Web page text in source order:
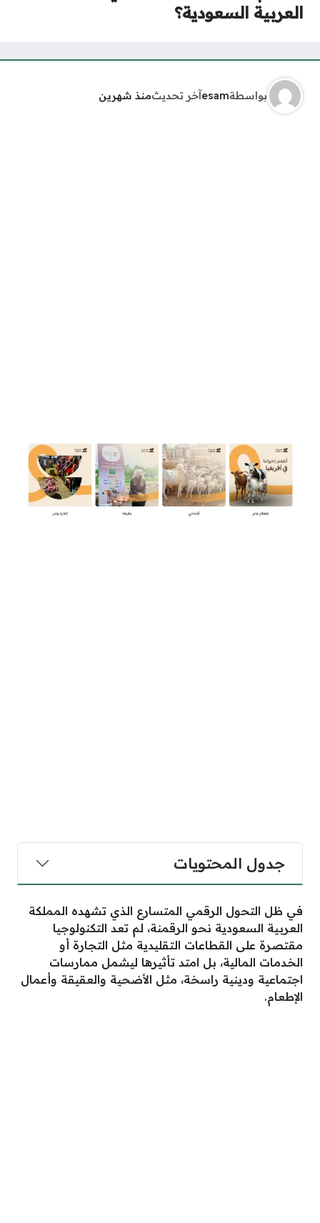
العربية السعودية؟
بواسطةesamآخر تحديثمنذ شهرين
جدول المحتويات
في ظل التحول الرقمي المتسارع الذي تشهده المملكة
العربية السعودية نحو الرقمنة، لم تعد التكنولوجيا
مقتصرة على القطاعات التقليدية مثل التجارة أو
الخدمات المالية، بل امتد تأثيرها ليشمل ممارسات
اجتماعية ودينية راسخة، مثل الأضحية والعقيقة وأعمال
الإطعام.